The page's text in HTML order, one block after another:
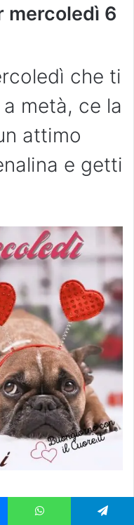
mercoledì 6
che ti
metà, ce la
attimo
e getti